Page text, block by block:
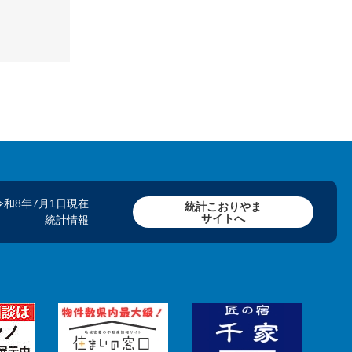
和8年7月1日現在
統計情報
統計こおりやま
サイトへ